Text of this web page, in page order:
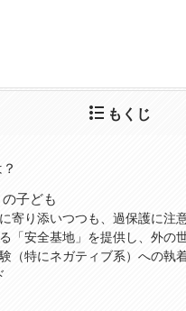
もくじ
子ども
寄り添いつつも、過保護に注
「安全基地」を提供し、外の
（特にネガティブ系）への執